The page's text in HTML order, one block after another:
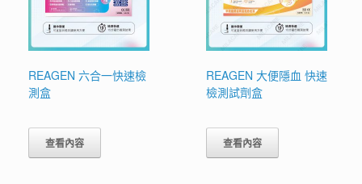
REAGEN 六合一快速檢
測盒
查看內容
REAGEN 大便隱血 快速
檢測試劑盒
查看內容